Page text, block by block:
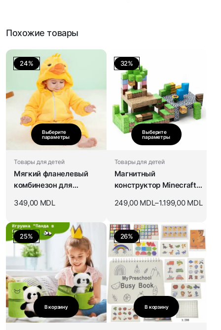
Похожие товары
24%
Выберите
параметры
Товары для детей
Мягкий фланелевый
комбинезон для
349,00 MDL
32%
Выберите
параметры
Товары для детей
Магнитный
конструктор Minecraft
249,00 MDL–1.199,00 MDL
25%
В корзину
26%
В корзину